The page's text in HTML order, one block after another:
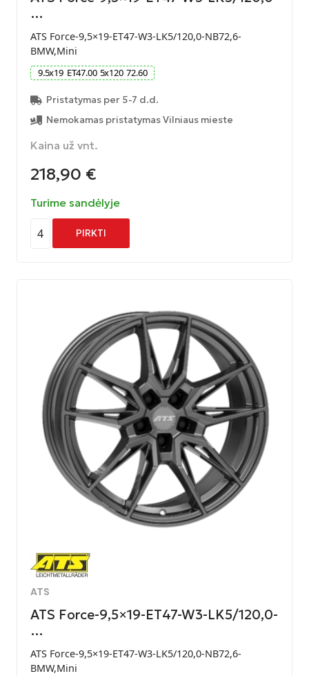
…
ATS Force-9,5×19-ET47-W3-LK5/120,0-NB72,6-
BMW,Mini
9.5x19 ET47.00 5x120 72.60
Pristatymas per 5-7 d.d.
Nemokamas pristatymas Vilniaus mieste
Kaina už vnt.
218,90 €
Turime sandėlyje
4 PIRKTI
ATS
ATS Force-9,5×19-ET47-W3-LK5/120,0-
…
ATS Force-9,5×19-ET47-W3-LK5/120,0-NB72,6-
BMW,Mini